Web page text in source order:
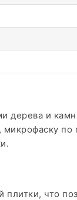
дерева и
микрофаску по
что